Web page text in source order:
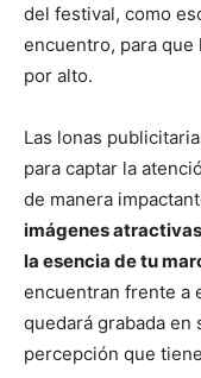
del festival, como
encuentro, para que
por alto.
Las lonas
para captar la
de manera
imágenes
la esencia de tu
encuentran frente a
quedará grabada
percepción que